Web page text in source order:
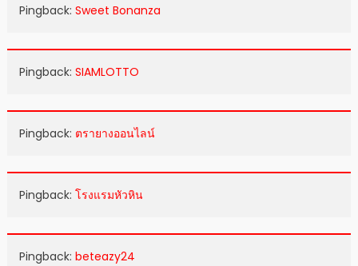
Pingback: Sweet Bonanza
Pingback: SIAMLOTTO
Pingback: ตรายางออนไลน์
Pingback: โรงแรมหัวหิน
Pingback: beteazy24